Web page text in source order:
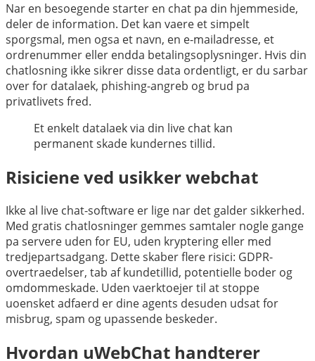
Nar en besoegende starter en chat pa din hjemmeside,
deler de information. Det kan vaere et simpelt
sporgsmal, men ogsa et navn, en e-mailadresse, et
ordrenummer eller endda betalingsoplysninger. Hvis din
chatlosning ikke sikrer disse data ordentligt, er du sarbar
over for datalaek, phishing-angreb og brud pa
privatlivets fred.
Et enkelt datalaek via din live chat kan
permanent skade kundernes tillid.
Risiciene ved usikker webchat
Ikke al live chat-software er lige nar det galder sikkerhed.
Med gratis chatlosninger gemmes samtaler nogle gange
pa servere uden for EU, uden kryptering eller med
tredjepartsadgang. Dette skaber flere risici: GDPR-
overtraedelser, tab af kundetillid, potentielle boder og
omdommeskade. Uden vaerktoejer til at stoppe
uoensket adfaerd er dine agents desuden udsat for
misbrug, spam og upassende beskeder.
Hvordan uWebChat handterer